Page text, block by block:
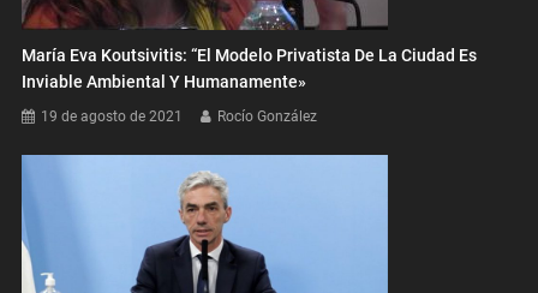
María Eva Koutsivitis: “El Modelo Privatista De La Ciudad Es
Inviable Ambiental Y Humanamente»
19 de agosto de 2021 Rocío González